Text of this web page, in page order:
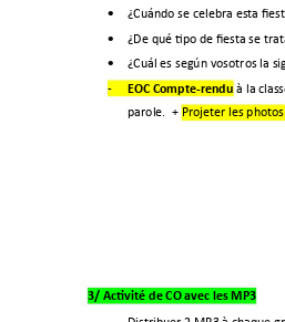
 ¿Cuándo se celebra esta
 ¿De qué tipo de fiesta se

¿Cuál es según vosotros la
-
EOC Compte-rendu à la
parole. + Projeter les
3/ Activité de CO avec les MP3